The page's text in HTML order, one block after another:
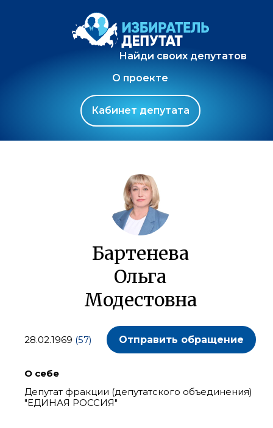
Найди своих депутатов
О проекте
Кабинет депутата
Бартенева
Ольга
Модестовна
28.02.1969 (57) Отправить обращение
О себе
Депутат фракции (депутатского объединения)
"ЕДИНАЯ РОССИЯ"